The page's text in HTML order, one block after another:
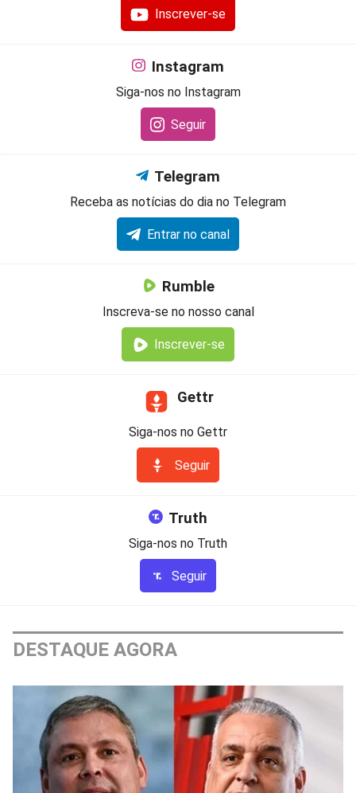
Inscrever-se
Instagram
Siga-nos no Instagram
Seguir
Telegram
Receba as notícias do dia no Telegram
Entrar no canal
Rumble
Inscreva-se no nosso canal
Inscrever-se
Gettr
Siga-nos no Gettr
Seguir
Truth
Siga-nos no Truth
Seguir
DESTAQUE AGORA